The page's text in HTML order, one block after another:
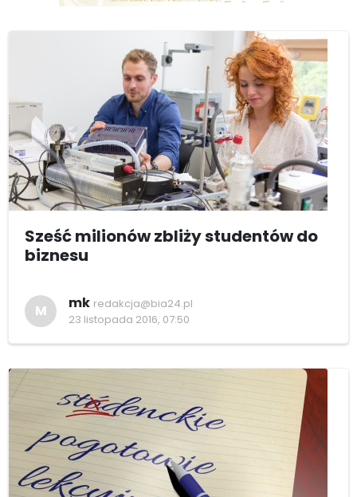
Sześć milionów zbliży studentów do
biznesu
M mk redakcja@bia24.pl
23 listopada 2016, 07:50